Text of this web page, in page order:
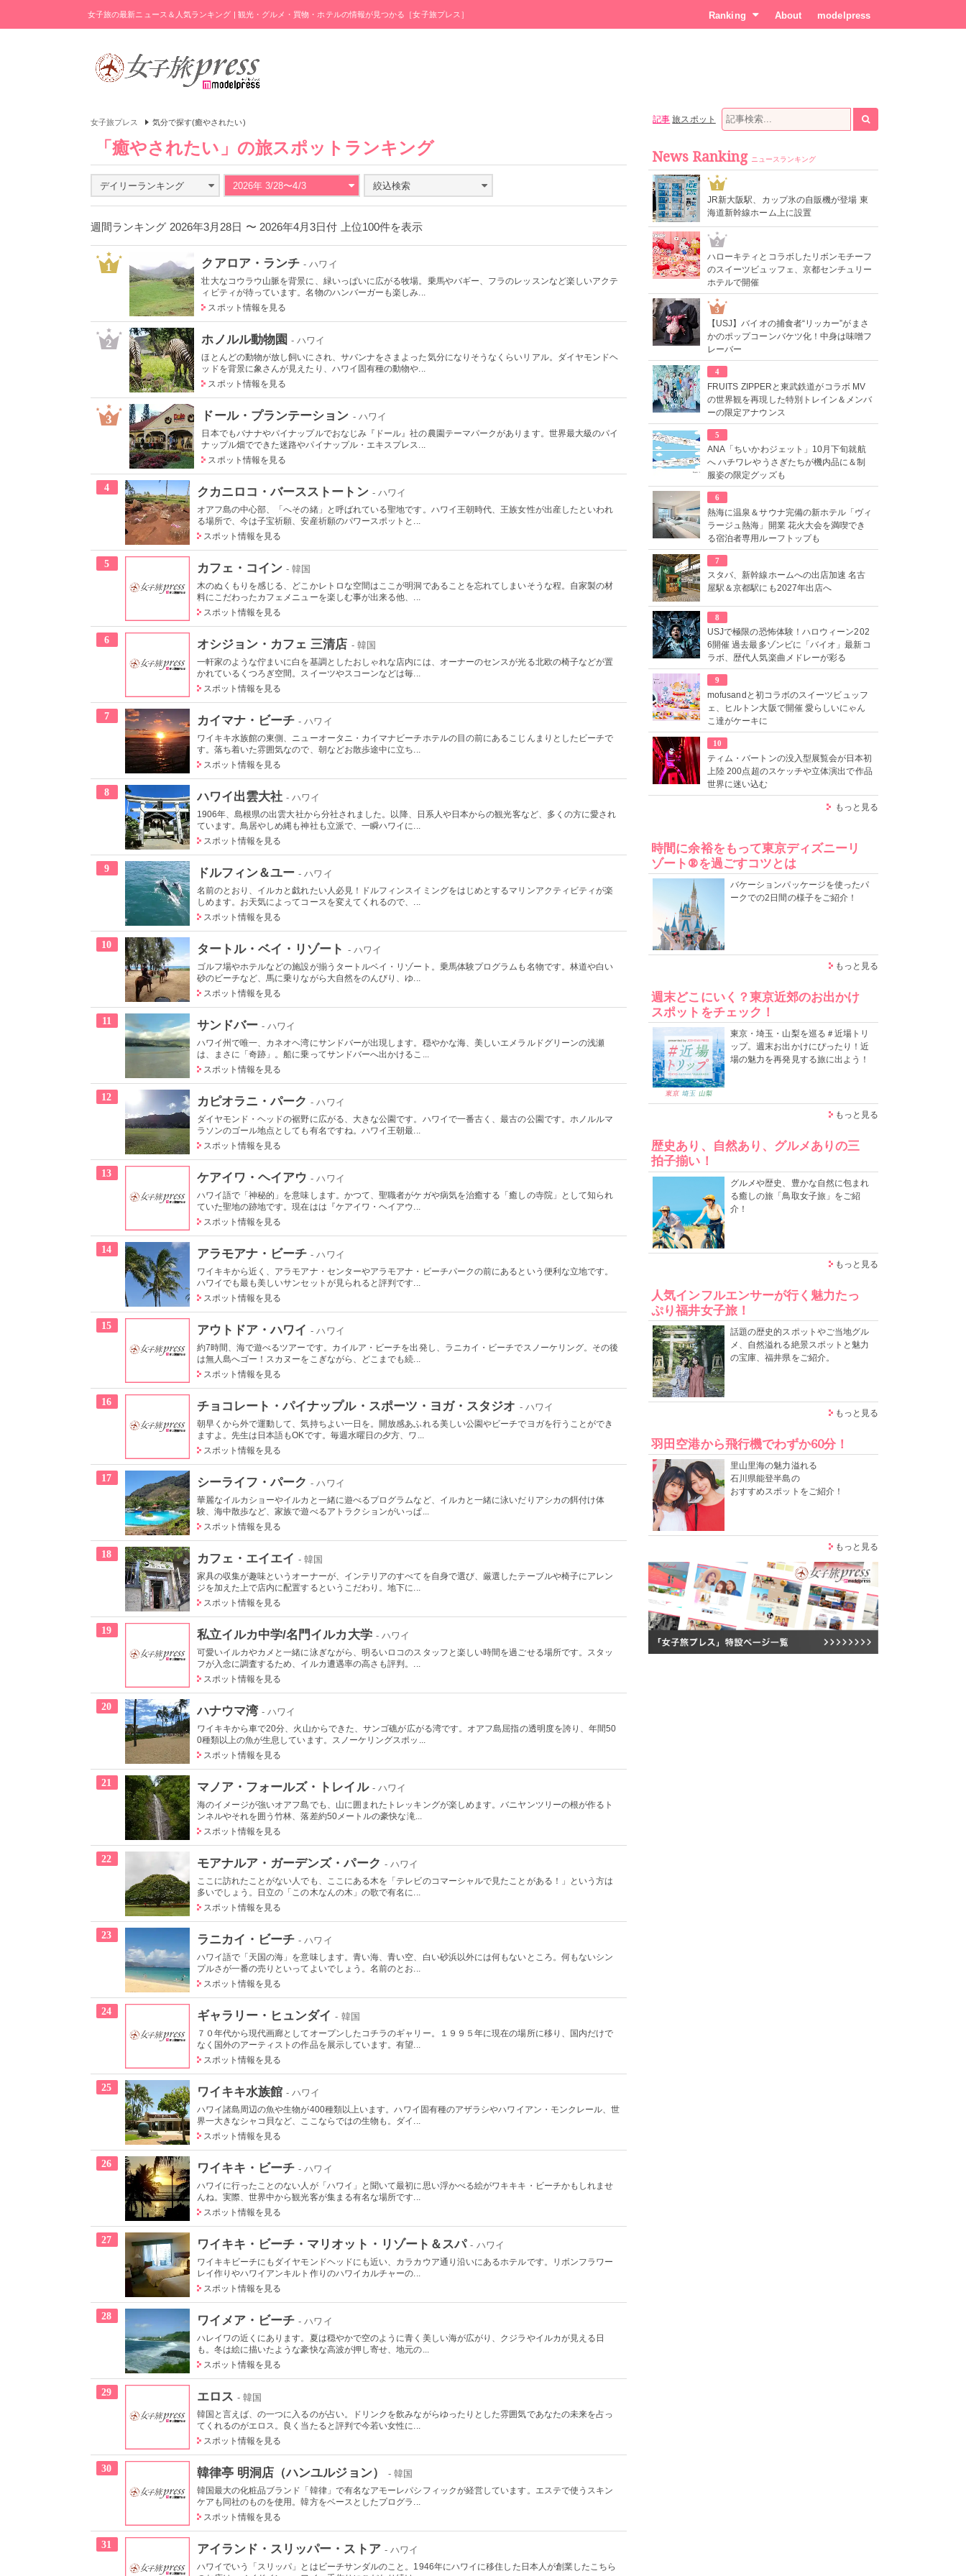
女子旅の最新ニュース＆人気ランキング | 観光・グルメ・買物・ホテルの情報が見つかる［女子旅プレス］ Ranking About modelpress
女子旅プレス 気分で探す(癒やされたい)
「癒やされたい」の旅スポットランキング
デイリーランキング 2026年 3/28〜4/3 絞込検索
週間ランキング 2026年3月28日 〜 2026年4月3日付 上位100件を表示
1 クアロア・ランチ - ハワイ
壮大なコウラウ山脈を背景に、緑いっぱいに広がる牧場。乗馬やバギー、フラのレッスンなど楽しいアクテ
ィビティが待っています。名物のハンバーガーも楽しみ...
スポット情報を見る
2 ホノルル動物園 - ハワイ
ほとんどの動物が放し飼いにされ、サバンナをさまよった気分になりそうなくらいリアル。ダイヤモンドヘ
ッドを背景に象さんが見えたり、ハワイ固有種の動物や...
スポット情報を見る
3 ドール・プランテーション - ハワイ
日本でもバナナやパイナップルでおなじみ『ドール』社の農園テーマパークがあります。世界最大級のパイ
ナップル畑でできた迷路やパイナップル・エキスプレス...
スポット情報を見る
4 クカニロコ・バースストートン - ハワイ
オアフ島の中心部、「へその緒」と呼ばれている聖地です。ハワイ王朝時代、王族女性が出産したといわれ
る場所で、今は子宝祈願、安産祈願のパワースポットと...
スポット情報を見る
5 カフェ・コイン - 韓国
木のぬくもりを感じる、どこかレトロな空間はここが明洞であることを忘れてしまいそうな程。自家製の材
料にこだわったカフェメニューを楽しむ事が出来る他、...
スポット情報を見る
6 オシジョン・カフェ 三清店 - 韓国
一軒家のような佇まいに白を基調としたおしゃれな店内には、オーナーのセンスが光る北欧の椅子などが置
かれているくつろぎ空間。スイーツやスコーンなどは毎...
スポット情報を見る
7 カイマナ・ビーチ - ハワイ
ワイキキ水族館の東側、ニューオータニ・カイマナビーチホテルの目の前にあるこじんまりとしたビーチで
す。落ち着いた雰囲気なので、朝などお散歩途中に立ち...
スポット情報を見る
8 ハワイ出雲大社 - ハワイ
1906年、島根県の出雲大社から分社されました。以降、日系人や日本からの観光客など、多くの方に愛され
ています。鳥居やしめ縄も神社も立派で、一瞬ハワイに...
スポット情報を見る
9 ドルフィン＆ユー - ハワイ
名前のとおり、イルカと戯れたい人必見！ドルフィンスイミングをはじめとするマリンアクティビティが楽
しめます。お天気によってコースを変えてくれるので、...
スポット情報を見る
10 タートル・ベイ・リゾート - ハワイ
ゴルフ場やホテルなどの施設が揃うタートルベイ・リゾート。乗馬体験プログラムも名物です。林道や白い
砂のビーチなど、馬に乗りながら大自然をのんびり、ゆ...
スポット情報を見る
11 サンドバー - ハワイ
ハワイ州で唯一、カネオヘ湾にサンドバーが出現します。穏やかな海、美しいエメラルドグリーンの浅瀬
は、まさに「奇跡」。船に乗ってサンドバーへ出かけるこ...
スポット情報を見る
12 カピオラニ・パーク - ハワイ
ダイヤモンド・ヘッドの裾野に広がる、大きな公園です。ハワイで一番古く、最古の公園です。ホノルルマ
ラソンのゴール地点としても有名ですね。ハワイ王朝最...
スポット情報を見る
13 ケアイワ・ヘイアウ - ハワイ
ハワイ語で「神秘的」を意味します。かつて、聖職者がケガや病気を治癒する「癒しの寺院」として知られ
ていた聖地の跡地です。現在はは『ケアイワ・ヘイアウ...
スポット情報を見る
14 アラモアナ・ビーチ - ハワイ
ワイキキから近く、アラモアナ・センターやアラモアナ・ビーチパークの前にあるという便利な立地です。
ハワイでも最も美しいサンセットが見られると評判です...
スポット情報を見る
15 アウトドア・ハワイ - ハワイ
約7時間、海で遊べるツアーです。カイルア・ビーチを出発し、ラニカイ・ビーチでスノーケリング。その後
は無人島へゴー！スカヌーをこぎながら、どこまでも続...
スポット情報を見る
16 チョコレート・パイナップル・スポーツ・ヨガ・スタジオ - ハワイ
朝早くから外で運動して、気持ちよい一日を。開放感あふれる美しい公園やビーチでヨガを行うことができ
ますよ。先生は日本語もOKです。毎週水曜日の夕方、ワ...
スポット情報を見る
17 シーライフ・パーク - ハワイ
華麗なイルカショーやイルカと一緒に遊べるプログラムなど、イルカと一緒に泳いだりアシカの餌付け体
験、海中散歩など、家族で遊べるアトラクションがいっぱ...
スポット情報を見る
18 カフェ・エイエイ - 韓国
家具の収集が趣味というオーナーが、インテリアのすべてを自身で選び、厳選したテーブルや椅子にアレン
ジを加えた上で店内に配置するというこだわり。地下に...
スポット情報を見る
19 私立イルカ中学/名門イルカ大学 - ハワイ
可愛いイルカやカメと一緒に泳ぎながら、明るいロコのスタッフと楽しい時間を過ごせる場所です。スタッ
フが入念に調査するため、イルカ遭遇率の高さも評判。...
スポット情報を見る
20 ハナウマ湾 - ハワイ
ワイキキから車で20分、火山からできた、サンゴ礁が広がる湾です。オアフ島屈指の透明度を誇り、年間50
0種類以上の魚が生息しています。スノーケリングスポッ...
スポット情報を見る
21 マノア・フォールズ・トレイル - ハワイ
海のイメージが強いオアフ島でも、山に囲まれたトレッキングが楽しめます。バニヤンツリーの根が作るト
ンネルやそれを囲う竹林、落差約50メートルの豪快な滝...
スポット情報を見る
22 モアナルア・ガーデンズ・パーク - ハワイ
ここに訪れたことがない人でも、ここにある木を「テレビのコマーシャルで見たことがある！」という方は
多いでしょう。日立の「この木なんの木」の歌で有名に...
スポット情報を見る
23 ラニカイ・ビーチ - ハワイ
ハワイ語で「天国の海」を意味します。青い海、青い空、白い砂浜以外には何もないところ。何もないシン
プルさが一番の売りといってよいでしょう。名前のとお...
スポット情報を見る
24 ギャラリー・ヒュンダイ - 韓国
７０年代から現代画廊としてオープンしたコチラのギャリー。１９９５年に現在の場所に移り、国内だけで
なく国外のアーティストの作品を展示しています。有望...
スポット情報を見る
25 ワイキキ水族館 - ハワイ
ハワイ諸島周辺の魚や生物が400種類以上います。ハワイ固有種のアザラシやハワイアン・モンクレール、世
界一大きなシャコ貝など、ここならではの生物も。ダイ...
スポット情報を見る
26 ワイキキ・ビーチ - ハワイ
ハワイに行ったことのない人が「ハワイ」と聞いて最初に思い浮かべる絵がワキキキ・ビーチかもしれませ
んね。実際、世界中から観光客が集まる有名な場所です...
スポット情報を見る
27 ワイキキ・ビーチ・マリオット・リゾート＆スパ - ハワイ
ワイキキビーチにもダイヤモンドヘッドにも近い、カラカウア通り沿いにあるホテルです。リボンフラワー
レイ作りやハワイアンキルト作りのハワイカルチャーの...
スポット情報を見る
28 ワイメア・ビーチ - ハワイ
ハレイワの近くにあります。夏は穏やかで空のように青く美しい海が広がり、クジラやイルカが見える日
も。冬は絵に描いたような豪快な高波が押し寄せ、地元の...
スポット情報を見る
29 エロス - 韓国
韓国と言えば、の一つに入るのが占い。ドリンクを飲みながらゆったりとした雰囲気であなたの未来を占っ
てくれるのがエロス。良く当たると評判で今若い女性に...
スポット情報を見る
30 韓律亭 明洞店（ハンユルジョン） - 韓国
韓国最大の化粧品ブランド「韓律」で有名なアモーレパシフィックが経営しています。エステで使うスキン
ケアも同社のものを使用。韓方をベースとしたプログラ...
スポット情報を見る
31 アイランド・スリッパー・ストア - ハワイ
ハワイでいう「スリッパ」とはビーチサンダルのこと。1946年にハワイに移住した日本人が創業したこちら
記事 旅スポット
News Ranking ニュースランキング
1
JR新大阪駅、カップ氷の自販機が登場 東
海道新幹線ホーム上に設置
2
ハローキティとコラボしたリボンモチーフ
のスイーツビュッフェ、京都センチュリー
ホテルで開催
3
【USJ】バイオの捕食者“リッカー”がまさ
かのポップコーンバケツ化！中身は味噌フ
レーバー
4
FRUITS ZIPPERと東武鉄道がコラボ MV
の世界観を再現した特別トレイン＆メンバ
ーの限定アナウンス
5
ANA「ちいかわジェット」10月下旬就航
へ ハチワレやうさぎたちが機内品に＆制
服姿の限定グッズも
6
熱海に温泉＆サウナ完備の新ホテル「ヴィ
ラージュ熱海」開業 花火大会を満喫でき
る宿泊者専用ルーフトップも
7
スタバ、新幹線ホームへの出店加速 名古
屋駅＆京都駅にも2027年出店へ
8
USJで極限の恐怖体験！ハロウィーン202
6開催 過去最多ゾンビに「バイオ」最新コ
ラボ、歴代人気楽曲メドレーが彩る
9
mofusandと初コラボのスイーツビュッフ
ェ、ヒルトン大阪で開催 愛らしいにゃん
こ達がケーキに
10
ティム・バートンの没入型展覧会が日本初
上陸 200点超のスケッチや立体演出で作品
世界に迷い込む
もっと見る
時間に余裕をもって東京ディズニーリ
ゾート®を過ごすコツとは
バケーションパッケージを使ったパ
ークでの2日間の様子をご紹介！
もっと見る
週末どこにいく？東京近郊のお出かけ
スポットをチェック！
東京・埼玉・山梨を巡る＃近場トリ
ップ。週末お出かけにぴったり！近
場の魅力を再発見する旅に出よう！
もっと見る
歴史あり、自然あり、グルメありの三
拍子揃い！
グルメや歴史、豊かな自然に包まれ
る癒しの旅「鳥取女子旅」をご紹
介！
もっと見る
人気インフルエンサーが行く魅力たっ
ぷり福井女子旅！
話題の歴史的スポットやご当地グル
メ、自然溢れる絶景スポットと魅力
の宝庫、福井県をご紹介。
もっと見る
羽田空港から飛行機でわずか60分！
里山里海の魅力溢れる
石川県能登半島の
おすすめスポットをご紹介！
もっと見る